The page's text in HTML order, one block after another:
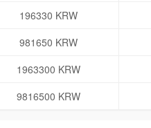
196330 KRW
981650 KRW
1963300 KRW
9816500 KRW